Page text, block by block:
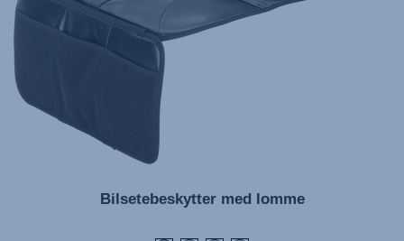
Bilsetebeskytter med lomme